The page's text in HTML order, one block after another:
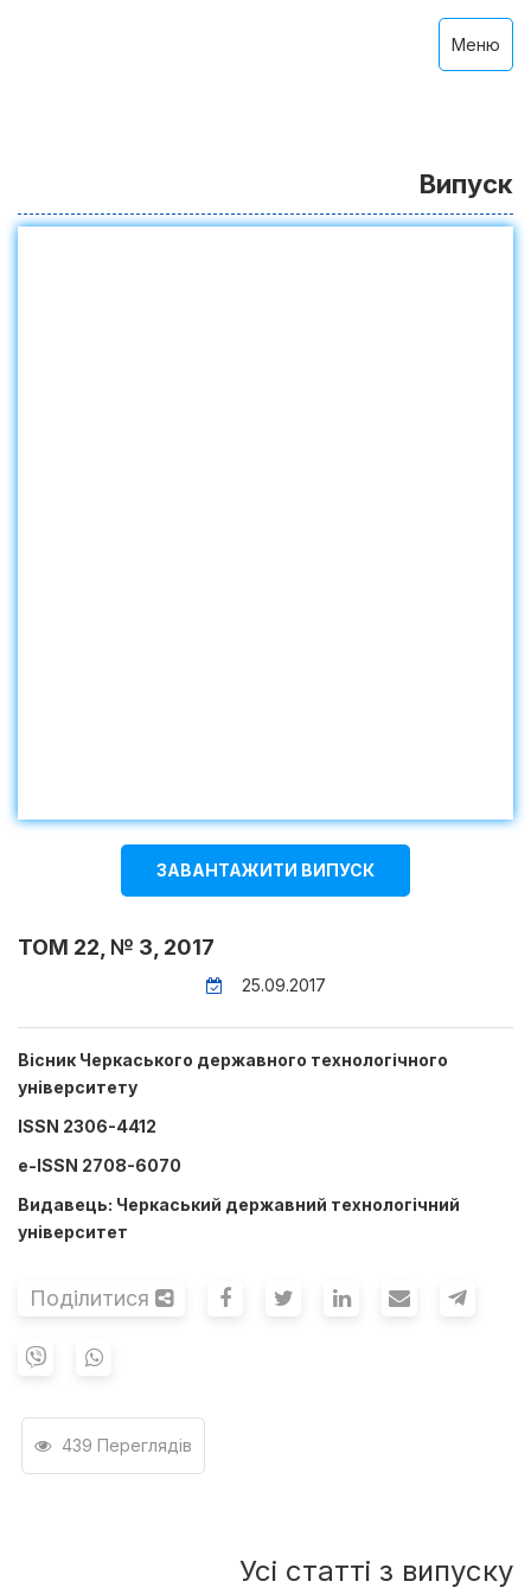
Меню
Випуск
ЗАВАНТАЖИТИ ВИПУСК
ТОМ 22, № 3, 2017
25.09.2017
Вісник Черкаського державного технологічного
університету
ISSN 2306-4412
e-ISSN 2708-6070
Видавець: ​Черкаський державний технологічний
університет
Поділитися
439 Переглядів
Усі статті з випуску